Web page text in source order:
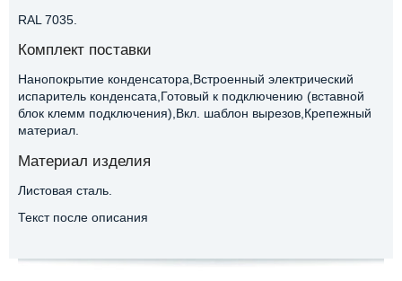
RAL 7035.
Комплект поставки
Нанопокрытие конденсатора,Встроенный электрический
испаритель конденсата,Готовый к подключению (вставной
блок клемм подключения),Вкл. шаблон вырезов,Крепежный
материал.
Материал изделия
Листовая сталь.
Текст после описания